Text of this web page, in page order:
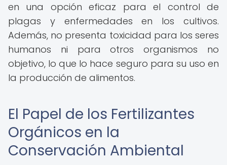
en una opción eficaz para el control de
plagas y enfermedades en los cultivos.
Además, no presenta toxicidad para los seres
humanos ni para otros organismos no
objetivo, lo que lo hace seguro para su uso en
la producción de alimentos.
El Papel de los Fertilizantes
Orgánicos en la
Conservación Ambiental